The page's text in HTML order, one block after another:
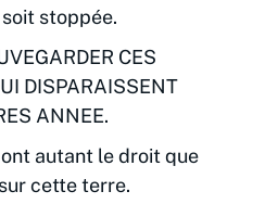
stoppée.
CES
DISPARAISSENT
ANNEE.
autant le droit que
cette terre.